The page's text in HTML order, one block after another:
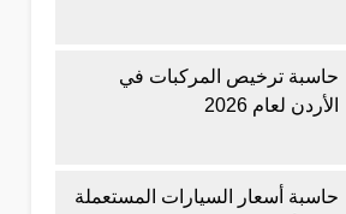
حاسبة ترخيص المركبات في
الأردن لعام 2026
حاسبة أسعار السيارات المستعملة